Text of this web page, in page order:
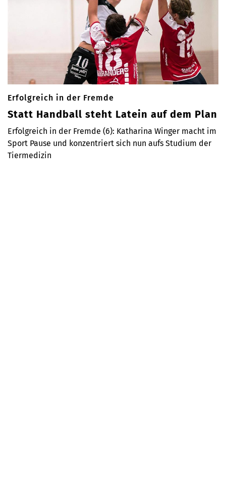
Erfolgreich in der Fremde
Statt Handball steht Latein auf dem Plan
Erfolgreich in der Fremde (6): Katharina Winger macht im
Sport Pause und konzentriert sich nun aufs Studium der
Tiermedizin